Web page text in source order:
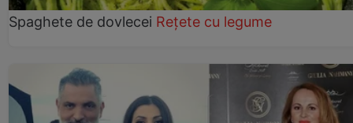
Spaghete de dovlecei Rețete cu legume